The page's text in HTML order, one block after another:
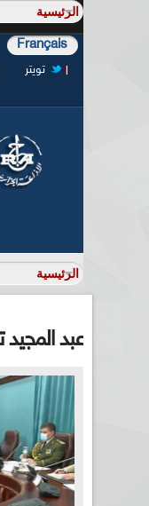
Français
تويتر
عبد